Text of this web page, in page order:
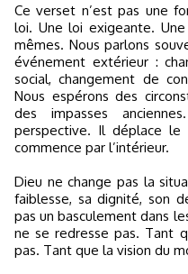
Ce verset n’est pas une
loi. Une loi exigeante.
mêmes. Nous parlons
événement extérieur :
social, changement de
Nous espérons des
des impasses
perspective. Il déplace
commence par l’intérieur.
Dieu ne change pas la
faiblesse, sa dignité, son
pas un basculement dans
ne se redresse pas. Tant
pas. Tant que la vision du